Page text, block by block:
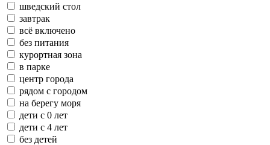
шведский стол
завтрак
всё включено
без питания
курортная зона
в парке
центр города
рядом с городом
на берегу моря
дети с 0 лет
дети с 4 лет
без детей